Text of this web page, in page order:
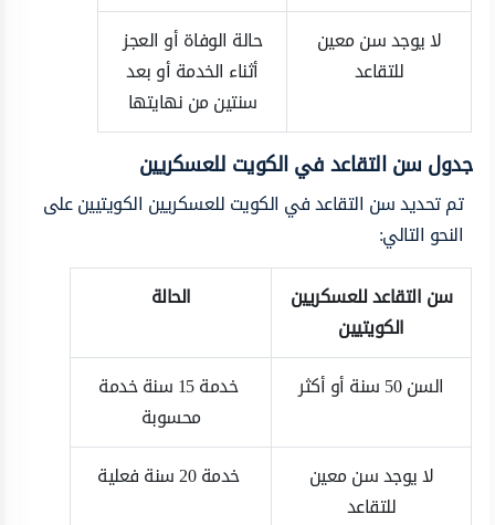
لا يوجد سن معين
للتقاعد
حالة الوفاة أو العجز
أثناء الخدمة أو بعد
سنتين من نهايتها
جدول سن التقاعد في الكويت للعسكريين
تم تحديد سن التقاعد في الكويت للعسكريين الكويتيين على
النحو التالي:
سن التقاعد للعسكريين
الكويتيين
الحالة
السن 50 سنة أو أكثر
خدمة 15 سنة خدمة
محسوبة
لا يوجد سن معين
للتقاعد
خدمة 20 سنة فعلية